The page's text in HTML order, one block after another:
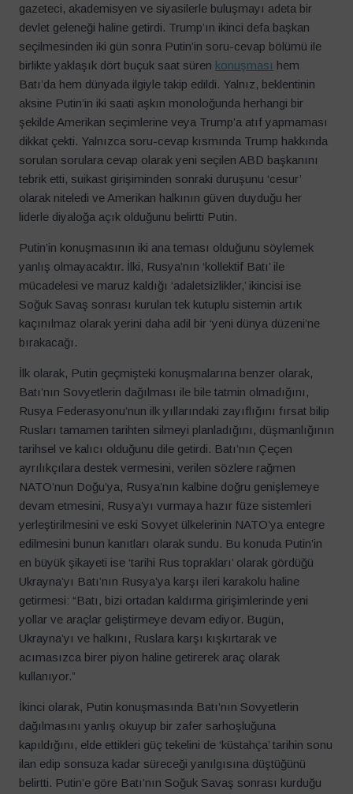
gazeteci, akademisyen ve siyasilerle buluşmayı adeta bir
devlet geleneği haline getirdi. Trump’ın ikinci defa başkan
seçilmesinden iki gün sonra Putin’in soru-cevap bölümü ile
birlikte yaklaşık dört buçuk saat süren konuşması hem
Batı’da hem dünyada ilgiyle takip edildi. Yalnız, beklentinin
aksine Putin’in iki saati aşkın monoloğunda herhangi bir
şekilde Amerikan seçimlerine veya Trump’a atıf yapmaması
dikkat çekti. Yalnızca soru-cevap kısmında Trump hakkında
sorulan sorulara cevap olarak yeni seçilen ABD başkanını
tebrik etti, suikast girişiminden sonraki duruşunu ‘cesur’
olarak niteledi ve Amerikan halkının güven duyduğu her
liderle diyaloğa açık olduğunu belirtti Putin.
Putin’in konuşmasının iki ana teması olduğunu söylemek
yanlış olmayacaktır. İlki, Rusya’nın ‘kollektif Batı’ ile
mücadelesi ve maruz kaldığı ‘adaletsizlikler,’ ikincisi ise
Soğuk Savaş sonrası kurulan tek kutuplu sistemin artık
kaçınılmaz olarak yerini daha adil bir ‘yeni dünya düzeni’ne
bırakacağı.
İlk olarak, Putin geçmişteki konuşmalarına benzer olarak,
Batı’nın Sovyetlerin dağılması ile bile tatmin olmadığını,
Rusya Federasyonu’nun ilk yıllarındaki zayıflığını fırsat bilip
Rusları tamamen tarihten silmeyi planladığını, düşmanlığının
tarihsel ve kalıcı olduğunu dile getirdi. Batı’nın Çeçen
ayrılıkçılara destek vermesini, verilen sözlere rağmen
NATO’nun Doğu’ya, Rusya’nın kalbine doğru genişlemeye
devam etmesini, Rusya’yı vurmaya hazır füze sistemleri
yerleştirilmesini ve eski Sovyet ülkelerinin NATO’ya entegre
edilmesini bunun kanıtları olarak sundu. Bu konuda Putin’in
en büyük şikayeti ise ‘tarihi Rus toprakları’ olarak gördüğü
Ukrayna’yı Batı’nın Rusya’ya karşı ileri karakolu haline
getirmesi: “Batı, bizi ortadan kaldırma girişimlerinde yeni
yollar ve araçlar geliştirmeye devam ediyor. Bugün,
Ukrayna’yı ve halkını, Ruslara karşı kışkırtarak ve
acımasızca birer piyon haline getirerek araç olarak
kullanıyor.”
İkinci olarak, Putin konuşmasında Batı’nın Sovyetlerin
dağılmasını yanlış okuyup bir zafer sarhoşluğuna
kapıldığını, elde ettikleri güç tekelini de ‘küstahça’ tarihin sonu
ilan edip sonsuza kadar süreceği yanılgısına düştüğünü
belirtti. Putin’e göre Batı’nın Soğuk Savaş sonrası kurduğu